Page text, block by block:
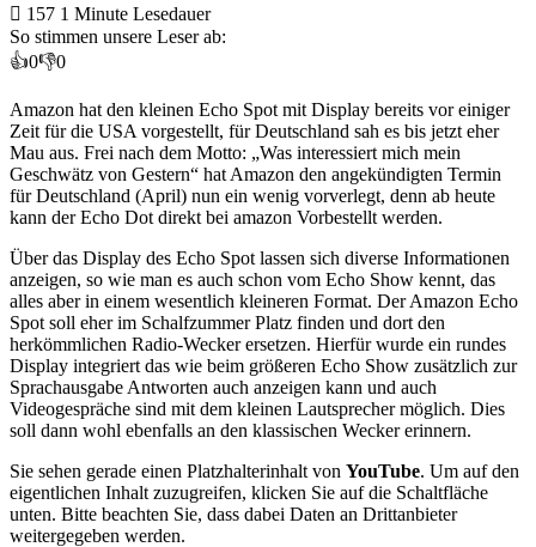
157 1 Minute Lesedauer
So stimmen unsere Leser ab:
👍0👎0
Amazon hat den kleinen Echo Spot mit Display bereits vor einiger
Zeit für die USA vorgestellt, für Deutschland sah es bis jetzt eher
Mau aus. Frei nach dem Motto: „Was interessiert mich mein
Geschwätz von Gestern“ hat Amazon den angekündigten Termin
für Deutschland (April) nun ein wenig vorverlegt, denn ab heute
kann der Echo Dot direkt bei amazon Vorbestellt werden.
Über das Display des Echo Spot lassen sich diverse Informationen
anzeigen, so wie man es auch schon vom Echo Show kennt, das
alles aber in einem wesentlich kleineren Format. Der Amazon Echo
Spot soll eher im Schalfzummer Platz finden und dort den
herkömmlichen Radio-Wecker ersetzen. Hierfür wurde ein rundes
Display integriert das wie beim größeren Echo Show zusätzlich zur
Sprachausgabe Antworten auch anzeigen kann und auch
Videogespräche sind mit dem kleinen Lautsprecher möglich. Dies
soll dann wohl ebenfalls an den klassischen Wecker erinnern.
Sie sehen gerade einen Platzhalterinhalt von YouTube. Um auf den
eigentlichen Inhalt zuzugreifen, klicken Sie auf die Schaltfläche
unten. Bitte beachten Sie, dass dabei Daten an Drittanbieter
weitergegeben werden.